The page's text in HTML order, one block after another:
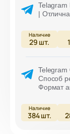
Telagram
|
29 шт.
Способ
Формат
384шт.